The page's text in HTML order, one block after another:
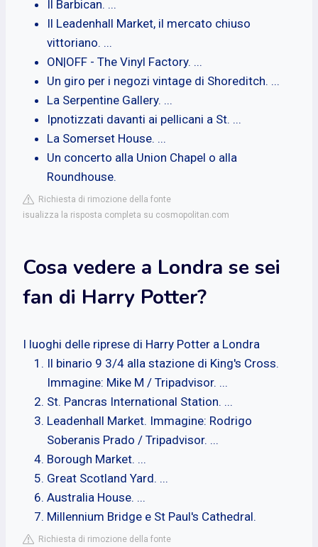
Il Barbican. ...
Il Leadenhall Market, il mercato chiuso
vittoriano. ...
ON|OFF - The Vinyl Factory. ...
Un giro per i negozi vintage di Shoreditch. ...
La Serpentine Gallery. ...
Ipnotizzati davanti ai pellicani a St. ...
La Somerset House. ...
Un concerto alla Union Chapel o alla
Roundhouse.
Richiesta di rimozione della fonte
isualizza la risposta completa su cosmopolitan.com
Cosa vedere a Londra se sei
fan di Harry Potter?
I luoghi delle riprese di Harry Potter a Londra
Il binario 9 3/4 alla stazione di King's Cross.
Immagine: Mike M / Tripadvisor. ...
St. Pancras International Station. ...
Leadenhall Market. Immagine: Rodrigo
Soberanis Prado / Tripadvisor. ...
Borough Market. ...
Great Scotland Yard. ...
Australia House. ...
Millennium Bridge e St Paul's Cathedral.
Richiesta di rimozione della fonte